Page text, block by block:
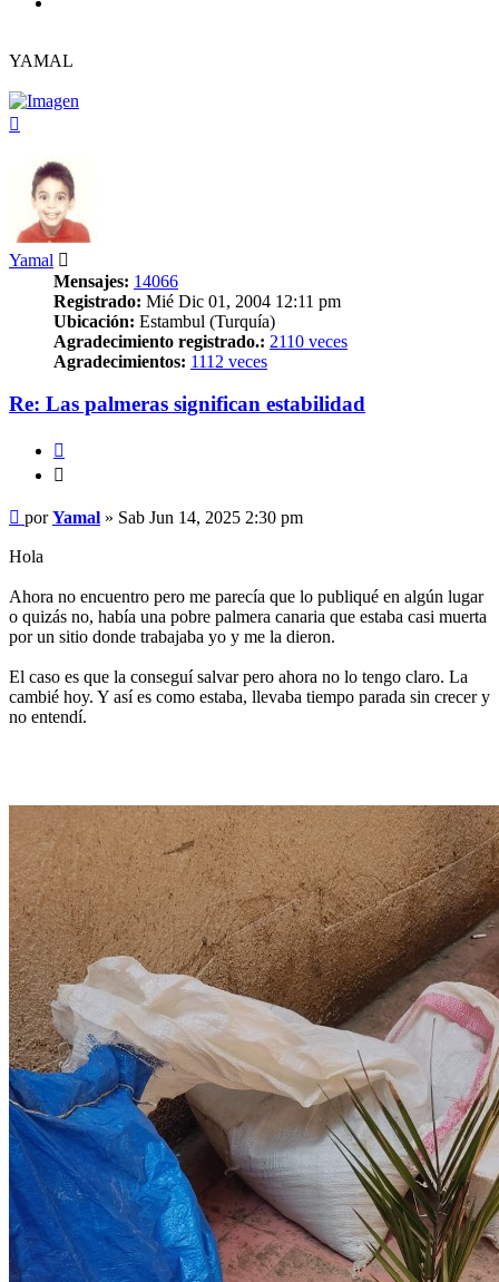
YAMAL
Yamal
Mensajes: 14066
Registrado: Mié Dic 01, 2004 12:11 pm
Ubicación: Estambul (Turquía)
Agradecimiento registrado.: 2110 veces
Agradecimientos: 1112 veces
Re: Las palmeras significan estabilidad
Mensaje
porYamal » Sab Jun 14, 2025 2:30 pm
Hola
Ahora no encuentro pero me parecía que lo publiqué en algún lugar
o quizás no, había una pobre palmera canaria que estaba casi muerta
por un sitio donde trabajaba yo y me la dieron.
El caso es que la conseguí salvar pero ahora no lo tengo claro. La
cambié hoy. Y así es como estaba, llevaba tiempo parada sin crecer y
no entendí.